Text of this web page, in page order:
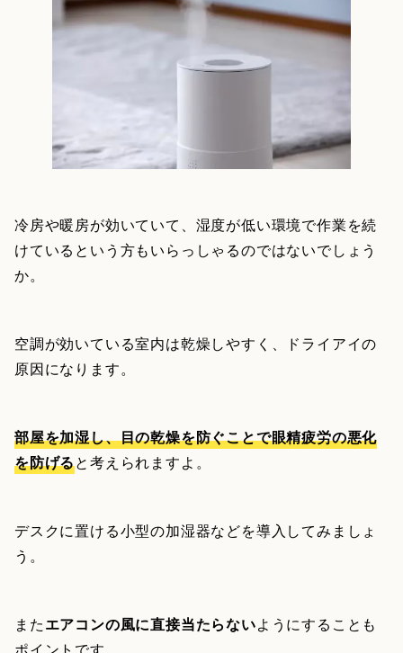
冷房や暖房が効いていて、湿度が低い環境で作業を続
けているという方もいらっしゃるのではないでしょう
か。
空調が効いている室内は乾燥しやすく、ドライアイの
原因になります。
部屋を加湿し、目の乾燥を防ぐことで眼精疲労の悪化
を防げると考えられますよ。
デスクに置ける小型の加湿器などを導入してみましょ
う。
またエアコンの風に直接当たらないようにすることも